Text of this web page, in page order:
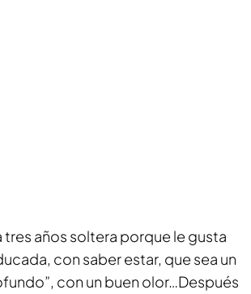
tres años soltera porque le gusta
con saber estar, que sea un
con un buen olor…Después